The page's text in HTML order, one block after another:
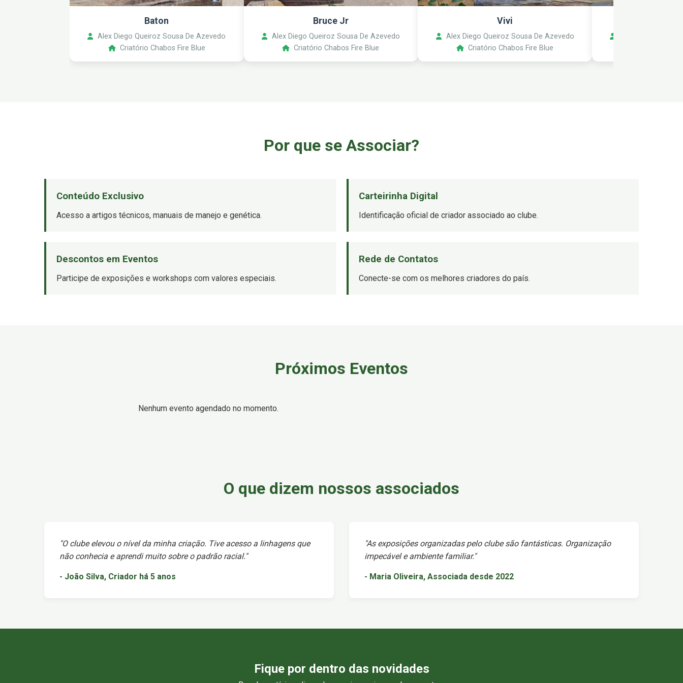
Baton
Alex Diego Queiroz Sousa De Azevedo
Criatório Chabos Fire Blue
Bruce Jr
Alex Diego Queiroz Sousa De Azevedo
Criatório Chabos Fire Blue
Vivi
Alex Diego Queiroz Sousa De Azevedo
Criatório Chabos Fire Blue
Por que se Associar?
Conteúdo Exclusivo
Acesso a artigos técnicos, manuais de manejo e genética.
Carteirinha Digital
Identificação oficial de criador associado ao clube.
Descontos em Eventos
Participe de exposições e workshops com valores especiais.
Rede de Contatos
Conecte-se com os melhores criadores do país.
Próximos Eventos
Nenhum evento agendado no momento.
O que dizem nossos associados
"O clube elevou o nível da minha criação. Tive acesso a linhagens que
não conhecia e aprendi muito sobre o padrão racial."
- João Silva, Criador há 5 anos
"As exposições organizadas pelo clube são fantásticas. Organização
impecável e ambiente familiar."
- Maria Oliveira, Associada desde 2022
Fique por dentro das novidades